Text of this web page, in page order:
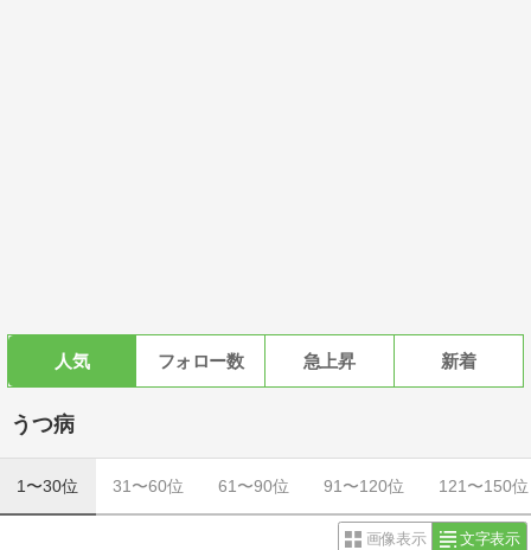
人気 フォロー数 急上昇 新着
うつ病
1〜30位 31〜60位 61〜90位 91〜120位 121〜150位
画像表示 文字表示